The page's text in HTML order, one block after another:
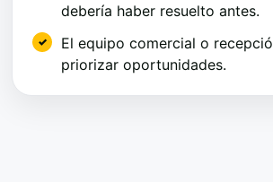
debería haber resuelto antes.
El equipo comercial o
priorizar oportunidades.